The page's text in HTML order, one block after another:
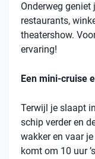
Onderweg
restaurants,
theatershow.
ervaring!
Een mini-cruise
Terwijl je slaapt
schip verder en
wakker en vaar
komt om 10 uur